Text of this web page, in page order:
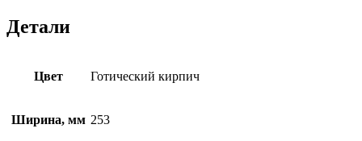
Детали
Цвет Готический кирпич
Ширина, мм 253